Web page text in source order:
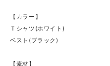
【カラー】
Ｔシャツ(ホワイト)
ベスト(ブラック)
【素材】